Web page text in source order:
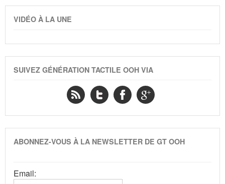
VIDÉO À LA UNE
SUIVEZ GÉNÉRATION TACTILE OOH VIA
ABONNEZ-VOUS À LA NEWSLETTER DE GT OOH
Email: